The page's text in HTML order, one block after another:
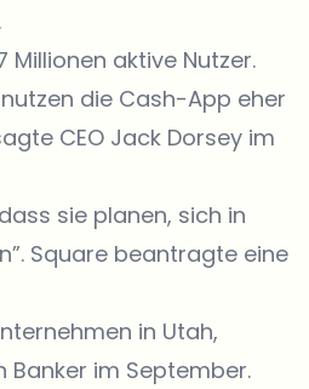
aktive Nutzer.
die Cash-App eher
CEO Jack Dorsey im
sie planen, sich in
Square beantragte eine
in Utah,
im September.